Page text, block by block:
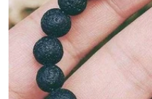
Ouvrir le média 3 en mode